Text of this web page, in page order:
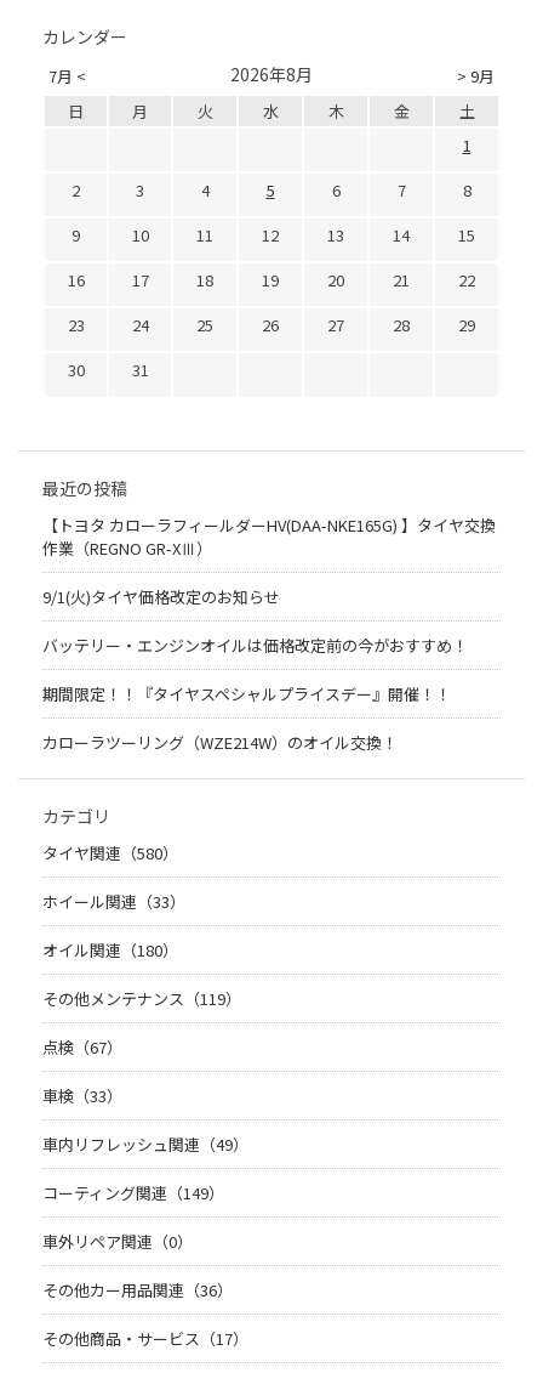
カレンダー
7月 < > 9月
2026年8月
日 月 火 水 木 金
土
1
2
3 4 5 6 7
8
9
10 11 12 13 14
15
16
17 18 19 20 21
22
23
24 25 26 27 28
29
30
31
最近の投稿
【トヨタ カローラフィールダーHV(DAA-NKE165G) 】タイヤ交換
作業（REGNO GR-XⅢ）
9/1(火)タイヤ価格改定のお知らせ
バッテリー・エンジンオイルは価格改定前の今がおすすめ！
期間限定！！『タイヤスペシャルプライスデー』開催！！
カローラツーリング（WZE214W）のオイル交換！
カテゴリ
タイヤ関連（580）
ホイール関連（33）
オイル関連（180）
その他メンテナンス（119）
点検（67）
車検（33）
車内リフレッシュ関連（49）
コーティング関連（149）
車外リペア関連（0）
その他カー用品関連（36）
その他商品・サービス（17）